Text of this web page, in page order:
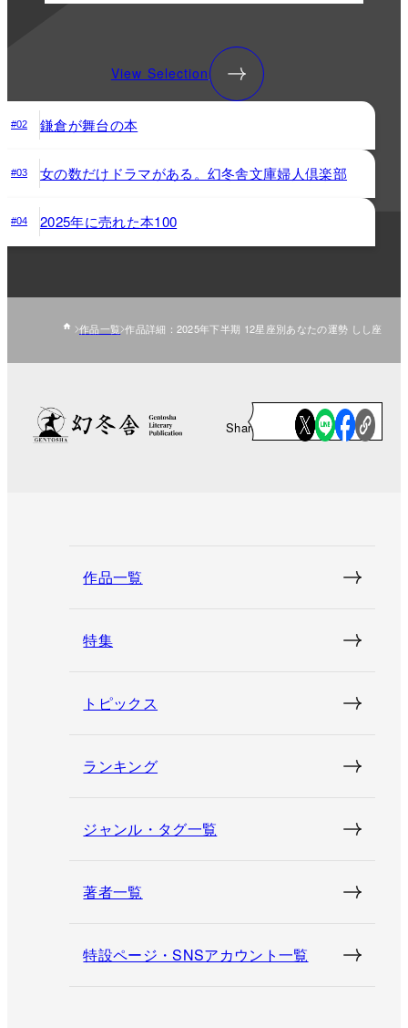
View Selection
#02 鎌倉が舞台の本
#03 女の数だけドラマがある。幻冬舎文庫婦人倶楽部
#04 2025年に売れた本100
作品一覧 作品詳細：2025年下半期 12星座別あなたの運勢 しし座
Share
作品一覧
特集
トピックス
ランキング
ジャンル・タグ一覧
著者一覧
特設ページ・SNSアカウント一覧